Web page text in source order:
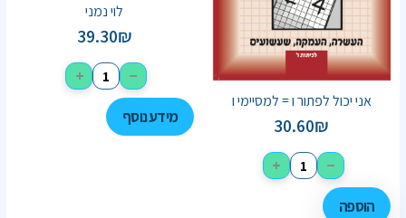
אני יכול לפתור ו = למסיימי ו
30.60₪
−
+
הוספה
לוי נמני
39.30₪
−
+
מידע נוסף